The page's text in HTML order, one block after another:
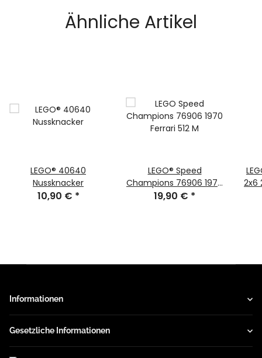
Ähnliche Artikel
LEGO® 40640
Nussknacker
10,90 € *
LEGO® Speed
Champions 76906 1970
Ferrari 512 M
19,90 € *
2x6
Informationen
Gesetzliche Informationen